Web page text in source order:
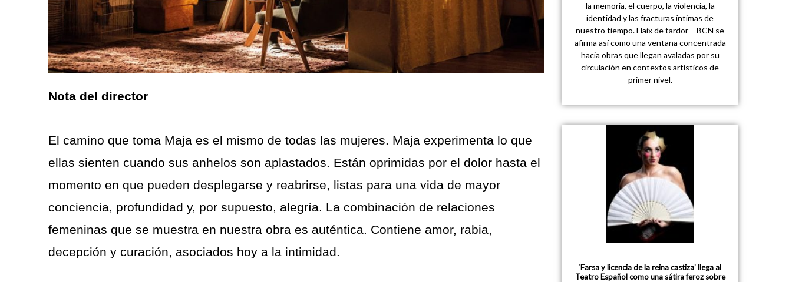
Nota del director
El camino que toma Maja es el mismo de todas las mujeres. Maja experimenta lo que
ellas sienten cuando sus anhelos son aplastados. Están oprimidas por el dolor hasta el
momento en que pueden desplegarse y reabrirse, listas para una vida de mayor
conciencia, profundidad y, por supuesto, alegría. La combinación de relaciones
femeninas que se muestra en nuestra obra es auténtica. Contiene amor, rabia,
decepción y curación, asociados hoy a la intimidad.
la memoria, el cuerpo, la violencia, la
identidad y las fracturas íntimas de
nuestro tiempo. Flaix de tardor – BCN se
afirma así como una ventana concentrada
hacia obras que llegan avaladas por su
circulación en contextos artísticos de
primer nivel.
‘Farsa y licencia de la reina castiza’ llega al
Teatro Español como una sátira feroz sobre